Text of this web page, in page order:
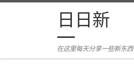
Skip to content日日新
在这里每天分享一些新东西